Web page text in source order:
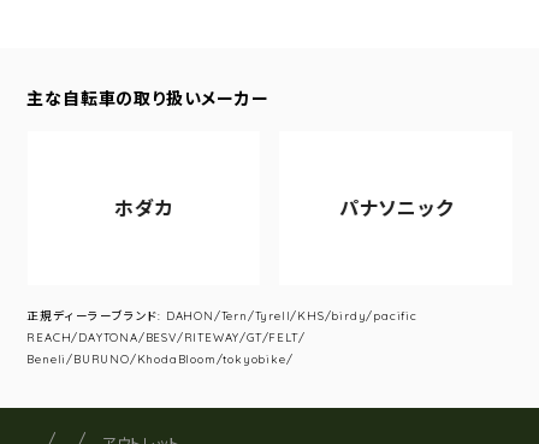
主な自転車の取り扱いメーカー
ホダカ パナソニック
正規ディーラーブランド: DAHON/Tern/Tyrell/KHS/birdy/pacific
REACH/DAYTONA/BESV/RITEWAY/GT/FELT/
Beneli/BURUNO/KhodaBloom/tokyobike/
サイクルショップナカゴヤ